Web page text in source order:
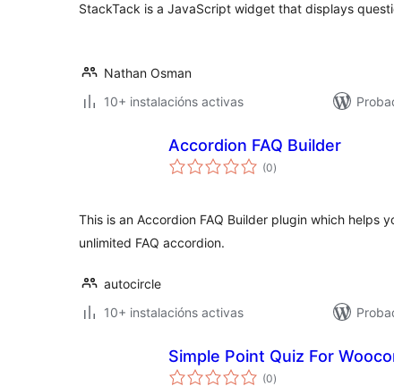
StackTack is a JavaScript widget that displays
Nathan Osman
10+ instalacións activas
Accordion FAQ Builder
(0valoracións
totais
)
This is an Accordion FAQ Builder plugin which helps
unlimited FAQ accordion.
autocircle
10+ instalacións activas
Simple Point Quiz For
(0valoracións
totais
)